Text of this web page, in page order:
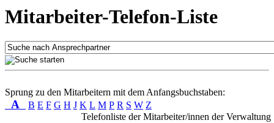
Mitarbeiter-Telefon-Liste
Sprung zu den Mitarbeitern mit dem Anfangsbuchstaben:
A B E F G H J K L M P R S W Z
Telefonliste der Mitarbeiter/innen der Verwaltung